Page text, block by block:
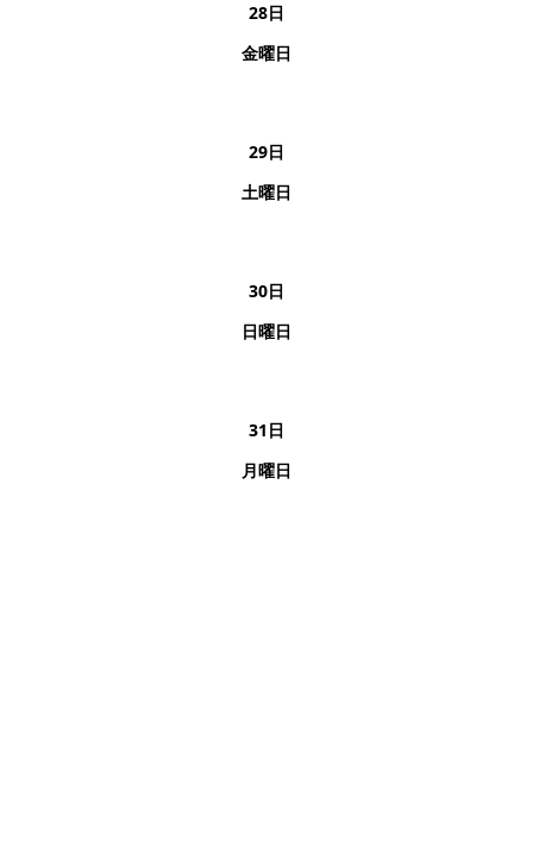
28日
金曜日
29日
土曜日
30日
日曜日
31 日
月曜日